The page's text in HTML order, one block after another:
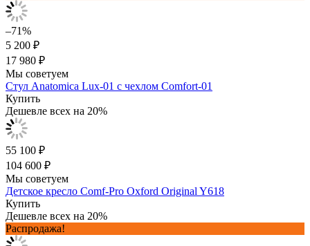
–71%
5 200 ₽
17 980 ₽
Мы советуем
Стул Anatomica Lux-01 с чехлом Comfort-01
Купить
Дешевле всех на 20%
55 100 ₽
104 600 ₽
Мы советуем
Детское кресло Comf-Pro Oxford Original Y618
Купить
Дешевле всех на 20%
Распродажа!